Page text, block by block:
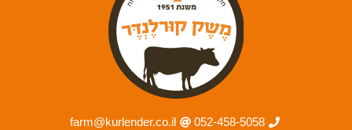
052-458-5058
farm@kurlender.co.il